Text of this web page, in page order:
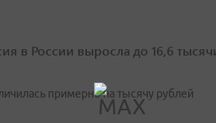
в России выросла до 16,6
примерно на тысячу рублей